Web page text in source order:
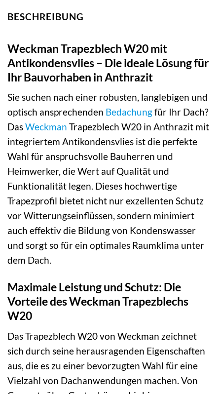
BESCHREIBUNG
Weckman Trapezblech W20 mit
Antikondensvlies – Die ideale Lösung für
Ihr Bauvorhaben in Anthrazit
Sie suchen nach einer robusten, langlebigen und
optisch ansprechenden Bedachungfür Ihr Dach?
DasWeckman Trapezblech W20 in Anthrazit mit
integriertem Antikondensvlies ist die perfekte
Wahl für anspruchsvolle Bauherren und
Heimwerker, die Wert auf Qualität und
Funktionalität legen. Dieses hochwertige
Trapezprofil bietet nicht nur exzellenten Schutz
vor Witterungseinflüssen, sondern minimiert
auch effektiv die Bildung von Kondenswasser
und sorgt so für ein optimales Raumklima unter
dem Dach.
Maximale Leistung und Schutz: Die
Vorteile des Weckman Trapezblechs
W20
Das Trapezblech W20 von Weckman zeichnet
sich durch seine herausragenden Eigenschaften
aus, die es zu einer bevorzugten Wahl für eine
Vielzahl von Dachanwendungen machen. Von